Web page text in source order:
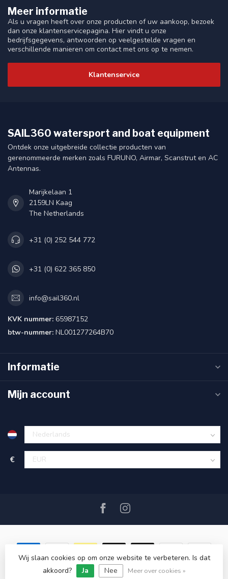
Meer informatie
Als u vragen heeft over onze producten of uw aankoop, bezoek
dan onze klantenservicepagina. Hier vindt u onze
bedrijfsgegevens, antwoorden op veelgestelde vragen en
verschillende manieren om contact met ons op te nemen.
Klantenservice
SAIL360 watersport and boat equipment
Ontdek onze uitgebreide collectie producten van
gerenommeerde merken zoals FURUNO, Airmar, Scanstrut en AC
Antennas.
Marijkelaan 1
2159LN Kaag
The Netherlands
+31 (0) 252 544 772
+31 (0) 622 365 850
info@sail360.nl
KVK nummer: 65987152
btw-nummer: NL001277264B70
Informatie
Mijn account
€
© Copyright 2026 SAIL360 watersport and boat equipment
Wij slaan cookies op om onze website te verbeteren. Is dat
akkoord?
Ja Nee Meer over cookies »